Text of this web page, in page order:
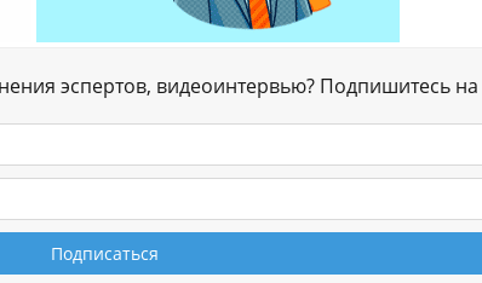
эспертов, видеоинтервью? Подпишитесь